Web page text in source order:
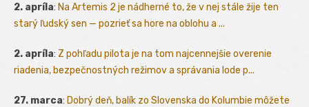
2. apríla: Na Artemis 2 je nádherné to, že v nej stále žije ten
starý ľudský sen — pozrieť sa hore na oblohu a ...
2. apríla: Z pohľadu pilota je na tom najcennejšie overenie
riadenia, bezpečnostných režimov a správania lode p...
27. marca: Dobrý deň, balík zo Slovenska do Kolumbie môžete